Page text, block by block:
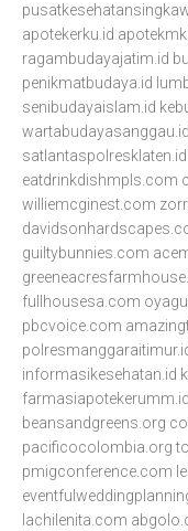
apotekerku.id
ragambudayajatim.id
penikmatbudaya.id
senibudayaislam.id
wartabudayasanggau.id
satlantaspolresklaten.id
eatdrinkdishmpls.com
williemcginest.com
guiltybunnies.com
fullhousesa.com
pbcvoice.com
informasikesehatan.id
farmasiapotekerumm.id
beansandgreens.org
pacificocolombia.org
pmigconference.com
lachilenita.com